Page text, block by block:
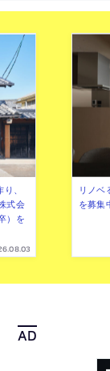
、
式会
）を
リノベ
を募集